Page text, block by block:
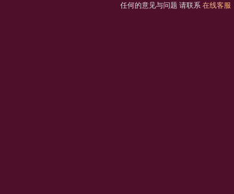
任何的意见与问题 请联系 在线客服